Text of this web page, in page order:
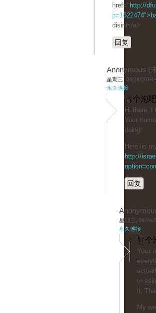
href=" http://
disini</a>
回复
Anonymous (
星期三, 04/24/2019
永久连接
冒个泡
Ηі tһere,
Youг
doing!
Here iis
http://
回复
星期三, 04/24/
永久连接
冒个
Yoսr
to
it,
My